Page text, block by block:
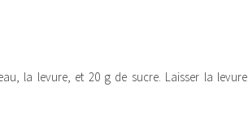
la levure, et 20 g de sucre. Laisser la levure